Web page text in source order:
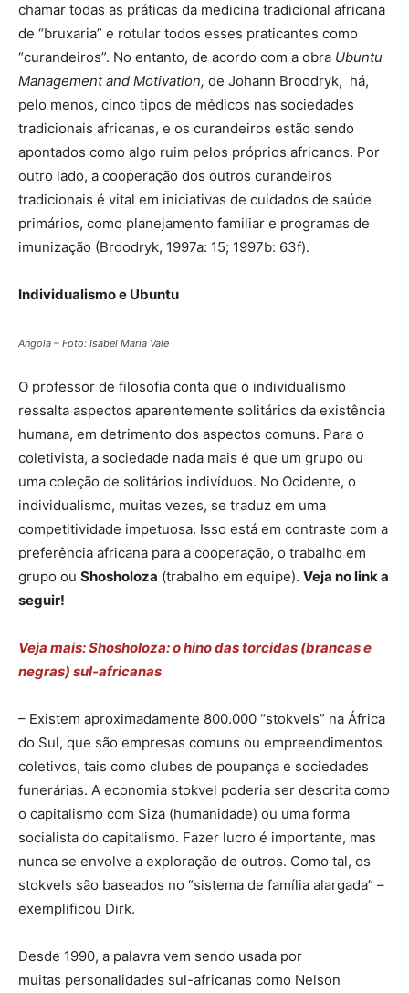
chamar todas as práticas da medicina tradicional africana
de “bruxaria” e rotular todos esses praticantes como
“curandeiros”. No entanto, de acordo com a obra Ubuntu
Management and Motivation, de Johann Broodryk, há,
pelo menos, cinco tipos de médicos nas sociedades
tradicionais africanas, e os curandeiros estão sendo
apontados como algo ruim pelos próprios africanos. Por
outro lado, a cooperação dos outros curandeiros
tradicionais é vital em iniciativas de cuidados de saúde
primários, como planejamento familiar e programas de
imunização (Broodryk, 1997a: 15; 1997b: 63f).
Individualismo e Ubuntu
Angola – Foto: Isabel Maria Vale
O professor de filosofia conta que o individualismo
ressalta aspectos aparentemente solitários da existência
humana, em detrimento dos aspectos comuns. Para o
coletivista, a sociedade nada mais é que um grupo ou
uma coleção de solitários indivíduos. No Ocidente, o
individualismo, muitas vezes, se traduz em uma
competitividade impetuosa. Isso está em contraste com a
preferência africana para a cooperação, o trabalho em
grupo ou Shosholoza (trabalho em equipe). Veja no link a
seguir!
Veja mais: Shosholoza: o hino das torcidas (brancas e
negras) sul-africanas
– Existem aproximadamente 800.000 “stokvels” na África
do Sul, que são empresas comuns ou empreendimentos
coletivos, tais como clubes de poupança e sociedades
funerárias. A economia stokvel poderia ser descrita como
o capitalismo com Siza (humanidade) ou uma forma
socialista do capitalismo. Fazer lucro é importante, mas
nunca se envolve a exploração de outros. Como tal, os
stokvels são baseados no “sistema de família alargada” –
exemplificou Dirk.
Desde 1990, a palavra vem sendo usada por
muitas personalidades sul-africanas como Nelson